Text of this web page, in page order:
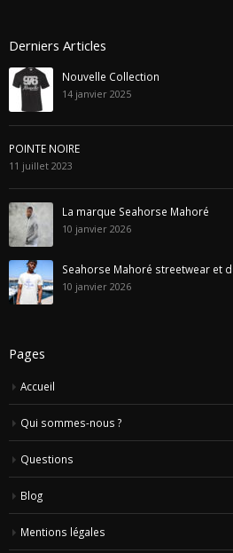
Nouvelle Collection
14 janvier 2025
POINTE NOIRE
11 juillet 2023
La marque Seahorse Mahoré
10 janvier 2026
10 janvier 2026
Accueil
Qui sommes-nous ?
Questions
Blog
Mentions légales
Contactez Nous